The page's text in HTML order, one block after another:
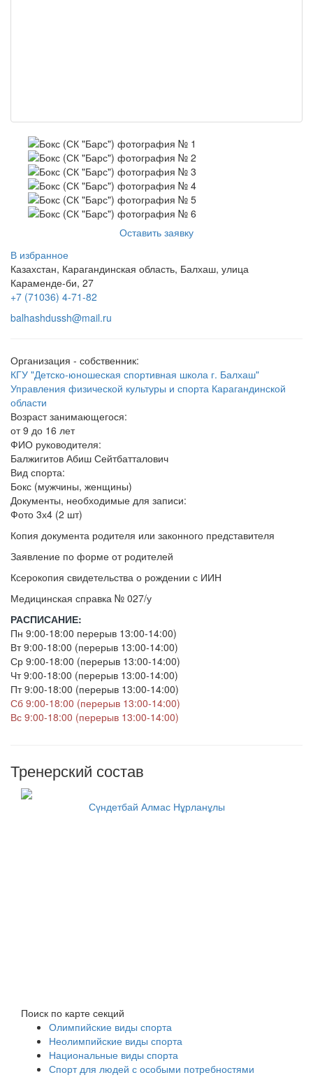
Оставить заявку
В избранное
Казахстан, Карагандинская область, Балхаш, улица
Караменде-би, 27
+7 (71036) 4-71-82
balhashdussh@mail.ru
Организация - собственник:
КГУ "Детско-юношеская спортивная школа г. Балхаш"
Управления физической культуры и спорта Карагандинской
области
Возраст занимающегося:
от 9 до 16 лет
ФИО руководителя:
Балжигитов Абиш Сейтбатталович
Вид спорта:
Бокс (мужчины, женщины)
Документы, необходимые для записи:
Фото 3х4 (2 шт)
Копия документа родителя или законного представителя
Заявление по форме от родителей
Ксерокопия свидетельства о рождении с ИИН
Медицинская справка № 027/у
РАСПИСАНИЕ:
Пн 9:00-18:00 перерыв 13:00-14:00)
Вт 9:00-18:00 (перерыв 13:00-14:00)
Ср 9:00-18:00 (перерыв 13:00-14:00)
Чт 9:00-18:00 (перерыв 13:00-14:00)
Пт 9:00-18:00 (перерыв 13:00-14:00)
Сб 9:00-18:00 (перерыв 13:00-14:00)
Вс 9:00-18:00 (перерыв 13:00-14:00)
Тренерский состав
Сүндетбай Алмас Нұрланұлы
Поиск по карте секций
Олимпийские виды спорта
Неолимпийские виды спорта
Национальные виды спорта
Спорт для людей с особыми потребностями